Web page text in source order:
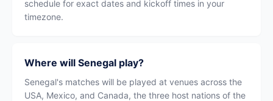
schedule for exact dates and kickoff times in your
timezone.
Where will Senegal play?
Senegal's matches will be played at venues across the
USA, Mexico, and Canada, the three host nations of the